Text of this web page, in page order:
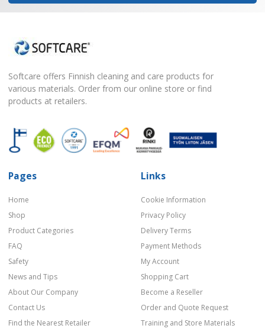
Softcare offers Finnish cleaning and care products for
various materials. Order from our online store or find
products at retailers.
Pages
Home
Shop
Product Categories
FAQ
Safety
News and Tips
About Our Company
Contact Us
Find the Nearest Retailer
Links
Cookie Information
Privacy Policy
Delivery Terms
Payment Methods
My Account
Shopping Cart
Become a Reseller
Order and Quote Request
Training and Store Materials